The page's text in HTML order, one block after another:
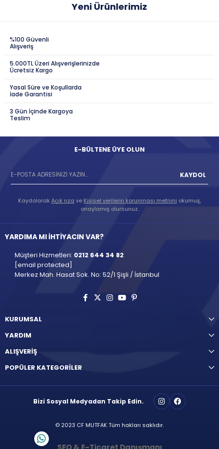
Yeni Ürünlerimiz
%100 Güvenli
Alışveriş
5.000TL Üzeri Alışverişlerinizde
Ücretsiz Kargo
Yasal Süre ve Koşullarda
İade Garantisi
3 Gün İçinde Kargoya
Teslim
E-BÜLTENE ÜYE OLUN
KAYDOL
KaydolarakAçık rıza ve Kişisel verilerin korunması metnini okumuş,
onaylamış olursunuz.
YARDIMA MI İHTİYACIN VAR?
Müşteri Hizmetleri: 0212 644 34 82
[email protected]
Merkez Mah. Hasat Sok. No: 52/1 Şişli / İstanbul
KURUMSAL
YARDIM
ALIŞVERİŞ
POPÜLER KATEGORİLER
Bizi Sosyal Medyadan Takip Edin.
© 2023 CF MUTFAK Tüm hakları saklıdır.